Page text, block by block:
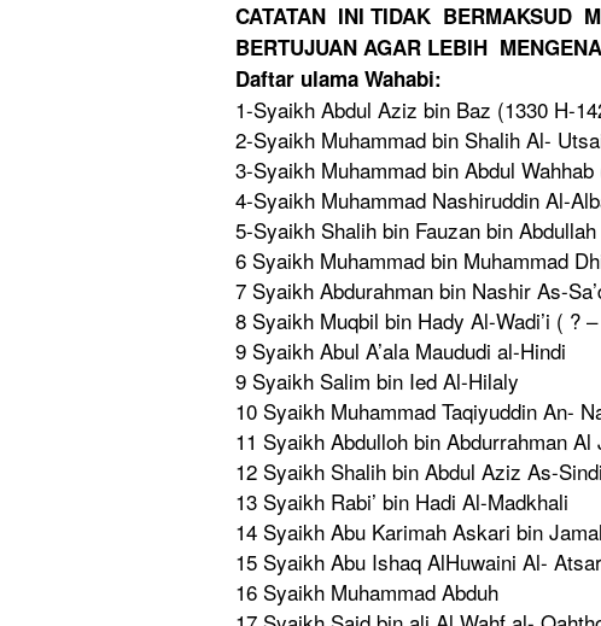
CATATAN INI TIDAK BERMAKSUD
BERTUJUAN AGAR LEBIH
Daftar ulama Wahabi:
1-Syaikh Abdul Aziz bin Baz (1330 H-
2-Syaikh Muhammad bin Shalih Al-
3-Syaikh Muhammad bin Abdul
4-Syaikh Muhammad Nashiruddin Al-
5-Syaikh Shalih bin Fauzan bin
6 Syaikh Muhammad bin Muhammad
7 Syaikh Abdurahman bin Nashir As-
8 Syaikh Muqbil bin Hady Al-Wadi’i ( ?
9 Syaikh Abul A’ala Maududi al-Hindi
9 Syaikh Salim bin Ied Al-Hilaly
10 Syaikh Muhammad Taqiyuddin An-
11 Syaikh Abdulloh bin Abdurrahman Al
12 Syaikh Shalih bin Abdul Aziz As-Sindi
13 Syaikh Rabi’ bin Hadi Al-Madkhali
14 Syaikh Abu Karimah Askari bin
15 Syaikh Abu Ishaq AlHuwaini Al-
16 Syaikh Muhammad Abduh